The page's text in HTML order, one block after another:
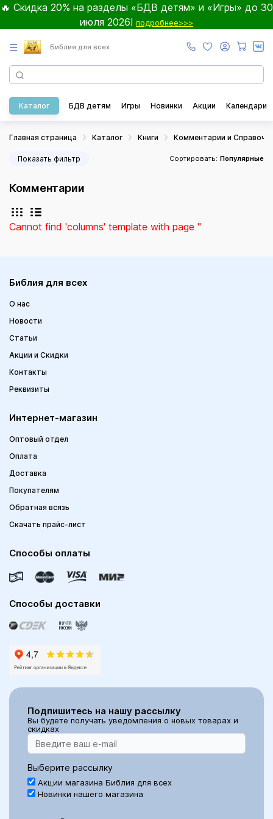
🔥 Скидка 20% на разделы «БДВ детям» и «Игры» до 30
июля 2026! подробнее>>>
☰ Библия для всех
Каталог БДВ детям Игры Новинки Акции Календари
Главная страница Каталог Книги Комментарии и
Показать фильтр Сортировать: Популярные
Комментарии
Cannot find 'columns' template with page ''
Библия для всех
О нас
Новости
Статьи
Акции и Скидки
Контакты
Реквизиты
Интернет-магазин
Оптовый отдел
Оплата
Доставка
Покупателям
Обратная всязь
Скачать прайс-лист
Способы оплаты
Способы доставки
Подпишитесь на нашу рассылку
Вы будете получать уведомления о новых товарах и
скидках
Выберите рассылку
Акции магазина Библия для всех
Новинки нашего магазина